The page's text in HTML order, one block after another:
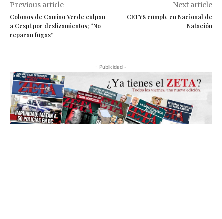
Previous article
Colonos de Camino Verde culpan
a Cespt por deslizamientos; “No
reparan fugas”
Next article
CETYS cumple en Nacional de
Natación
- Publicidad -